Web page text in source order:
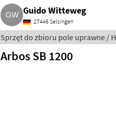
Guido Witteweg
27446 Selsingen
Sprzęt do zbioru pole uprawne /
Arbos SB 1200